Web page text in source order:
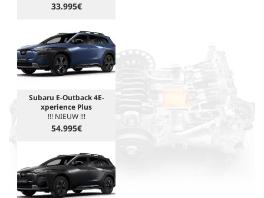
33.995€
Subaru E-Outback 4E-
xperience Plus
!!! NIEUW !!!
54.995€